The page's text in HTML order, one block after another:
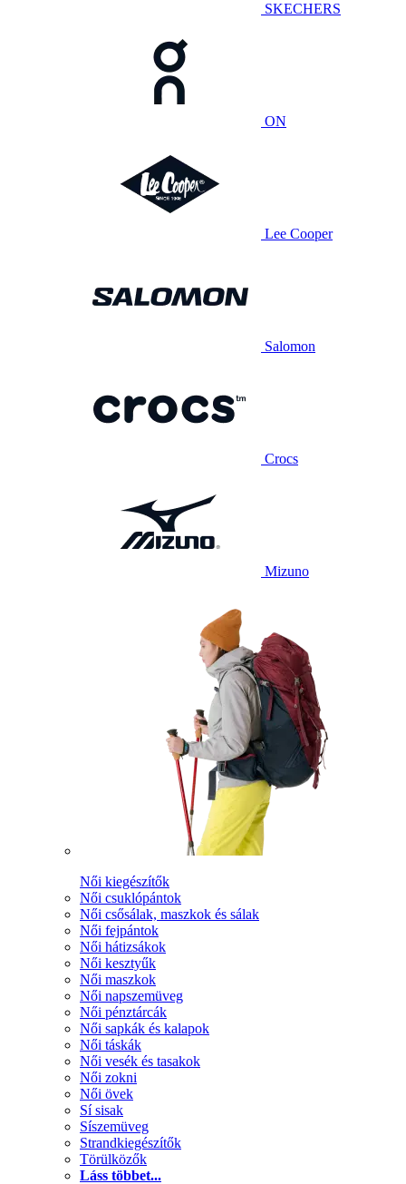
SKECHERS
ON
Lee Cooper
Salomon
Crocs
Mizuno
Női kiegészítők
Női csuklópántok
Női csősálak, maszkok és sálak
Női fejpántok
Női hátizsákok
Női kesztyűk
Női maszkok
Női napszemüveg
Női pénztárcák
Női sapkák és kalapok
Női táskák
Női vesék és tasakok
Női zokni
Női övek
Sí sisak
Síszemüveg
Strandkiegészítők
Törülközők
Láss többet...